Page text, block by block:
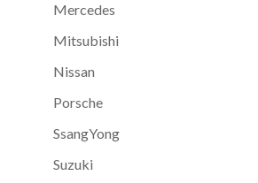
Mercedes
Mitsubishi
Nissan
Porsche
SsangYong
Suzuki